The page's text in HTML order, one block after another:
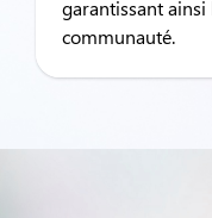
garantissant
communauté.